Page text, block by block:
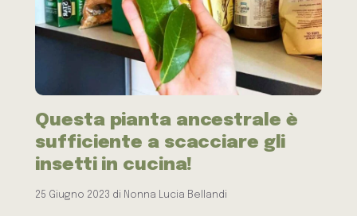
Questa pianta ancestrale è
sufficiente a scacciare gli
insetti in cucina!
25 Giugno 2023 di Nonna Lucia Bellandi